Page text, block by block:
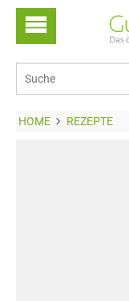
HOME REZEPTE